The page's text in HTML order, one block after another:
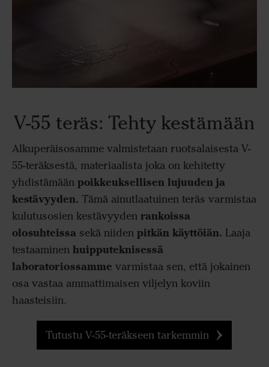
V-55 teräs: Tehty kestämään
Alkuperäisosamme valmistetaan ruotsalaisesta V-
55-teräksestä, materiaalista joka on kehitetty
yhdistämään poikkeuksellisen lujuuden ja
kestävyyden. Tämä ainutlaatuinen teräs varmistaa
kulutusosien kestävyyden rankoissa
olosuhteissa sekä niiden pitkän käyttöiän. Laaja
testaaminen huipputeknisessä
laboratoriossamme varmistaa sen, että jokainen
osa vastaa ammattimaisen viljelyn koviin
haasteisiin.
Tutustu V-55-teräkseen tarkemmin